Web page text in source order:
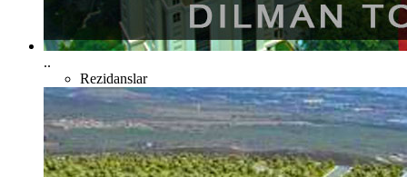
..
Rezidanslar